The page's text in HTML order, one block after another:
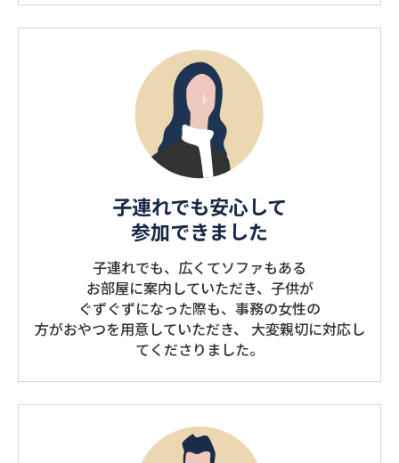
子連れでも安心して
参加できました
⼦連れでも、広くてソファもある
お部屋に案内していただき、⼦供が
ぐずぐずになった際も、事務の⼥性の
⽅がおやつを⽤意していただき、 ⼤変親切に対応し
てくださりました。